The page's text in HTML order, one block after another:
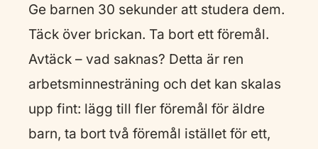
Ge barnen 30 sekunder att studera dem.
Täck över brickan. Ta bort ett föremål.
Avtäck – vad saknas? Detta är ren
arbetsminnesträning och det kan skalas
upp fint: lägg till fler föremål för äldre
barn, ta bort två föremål istället för ett,